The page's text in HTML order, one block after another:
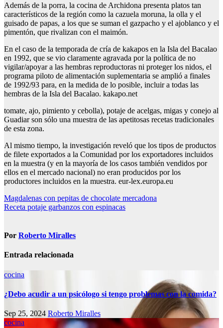
Además de la porra, la cocina de Archidona presenta platos tan
característicos de la región como la cazuela moruna, la olla y el
guisado de papas, a los que se suman el gazpacho y el ajoblanco y el
pimentón, que rivalizan con el maimón.
En el caso de la temporada de cría de kakapos en la Isla del Bacalao
en 1992, que se vio claramente agravada por la política de no
vigilar/apoyar a las hembras reproductoras ni proteger los nidos, el
programa piloto de alimentación suplementaria se amplió a finales
de 1992/93 para, en la medida de lo posible, incluir a todas las
hembras de la Isla del Bacalao. kakapo.net
tomate, ajo, pimiento y cebolla), potaje de acelgas, migas y conejo al
Guadiar son sólo una muestra de las apetitosas recetas tradicionales
de esta zona.
Al mismo tiempo, la investigación reveló que los tipos de productos
de filete exportados a la Comunidad por los exportadores incluidos
en la muestra (y en la mayoría de los casos también vendidos por
ellos en el mercado nacional) no eran producidos por los
productores incluidos en la muestra. eur-lex.europa.eu
Navegación
de
Magdalenas con pepitas de chocolate mercadona
Receta potaje garbanzos con espinacas
Por Roberto Miralles
Entrada relacionada
cocina
¿Debo acudir a un psicólogo si tengo problemas con la comida?
Sep 25, 2024 Roberto Miralles
cocina